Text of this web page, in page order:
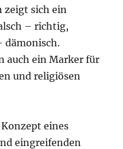
zeigt sich ein
– richtig,
dämonisch.
auch ein Marker für
und religiösen
eines
eingreifenden